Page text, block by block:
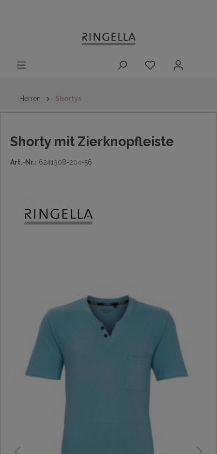
Herren Shortys
Shorty mit Zierknopfleiste
Art.-Nr.: 6241308-204-56